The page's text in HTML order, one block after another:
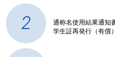
2
通称名使用結果通知
学生証再発行（有償）